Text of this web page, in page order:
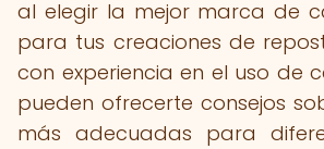
al elegir la mejor marca de
para tus creaciones de
con experiencia en el uso de
pueden ofrecerte consejos
más adecuadas para